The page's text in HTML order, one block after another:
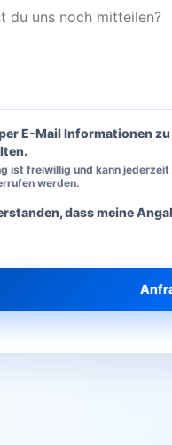
E-Mail Informationen
ist freiwillig und kann
werden.
dass meine